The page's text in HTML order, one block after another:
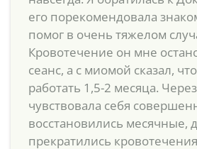
его порекомендовала
помог в очень тяжелом
Кровотечение он мне
сеанс, а с миомой сказал,
работать 1,5-2 месяца.
чувствовала себя
восстановились месячные,
прекратились